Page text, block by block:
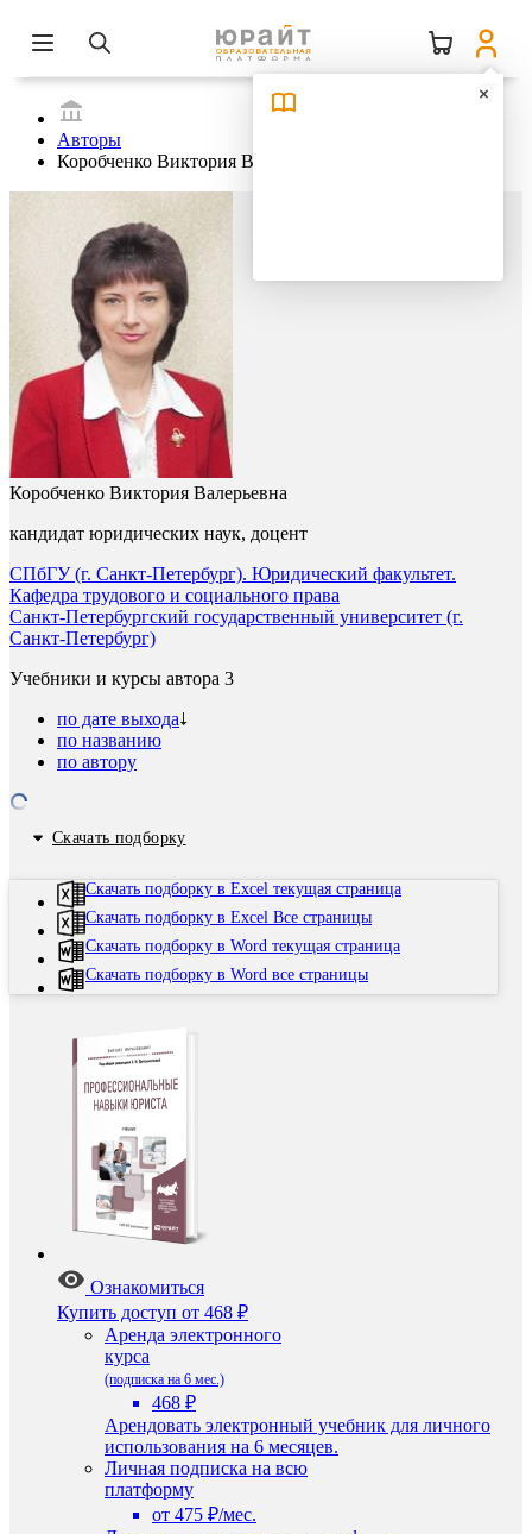
Авторы
Коробченко Виктория Валерьевна
Коробченко Виктория Валерьевна
кандидат юридических наук, доцент
СПбГУ (г. Санкт-Петербург). Юридический факультет.
Кафедра трудового и социального права
Санкт-Петербургский государственный университет (г.
Санкт-Петербург)
Учебники и курсы автора 3
по дате выхода
по названию
по автору
Скачать подборку
Скачать подборку в Excel текущая страница
Скачать подборку в Excel Все страницы
Скачать подборку в Word текущая страница
Скачать подборку в Word все страницы
Ознакомиться
Купить доступ от 468 ₽
Аренда электронного
курса
(подписка на 6 мес.)
468 ₽
Арендовать электронный учебник для личного
использования на 6 месяцев.
Личная подписка на всю
платформу
от 475 ₽/мес.